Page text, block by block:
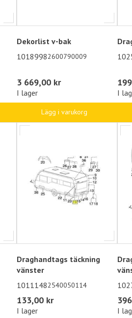
Dekorlist v-bak
10189982600790009
3 669,00 kr
I lager
Lägg i varukorg
I
Draghandtags täckning
vänster
10111482540050114
133,00 kr
I lager I